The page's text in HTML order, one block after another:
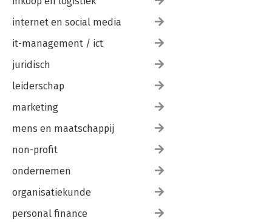
internet en social media
it-management / ict
juridisch
leiderschap
marketing
mens en maatschappij
non-profit
ondernemen
organisatiekunde
personal finance